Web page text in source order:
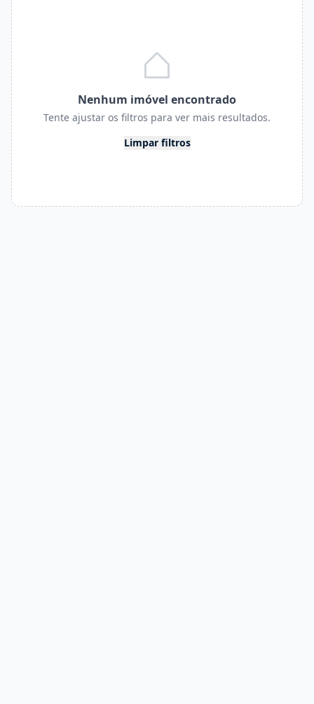
Nenhum imóvel encontrado
Tente ajustar os filtros para ver mais resultados.
Limpar filtros